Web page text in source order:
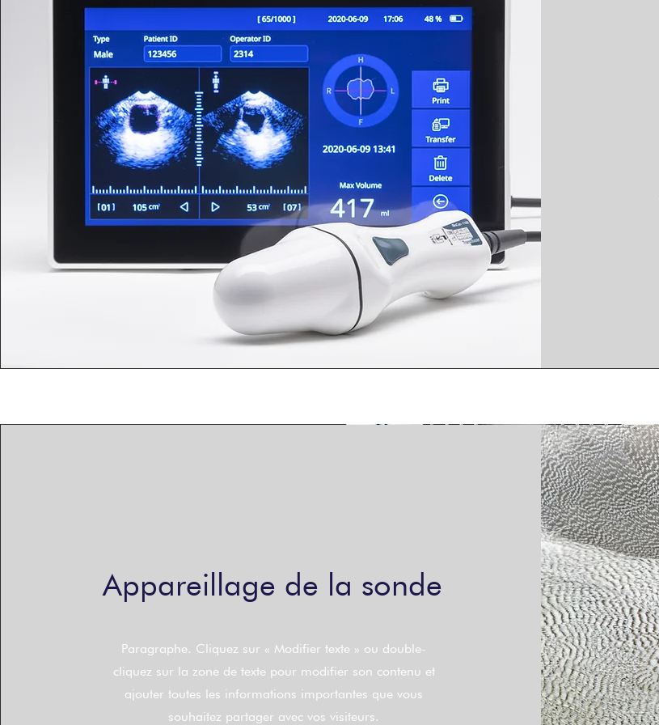
Appareillage de la sonde
Paragraphe. Cliquez sur « Modifier texte » ou double-
cliquez sur la zone de texte pour modifier son contenu et
ajouter toutes les informations importantes que vous
souhaitez partager avec vos visiteurs.